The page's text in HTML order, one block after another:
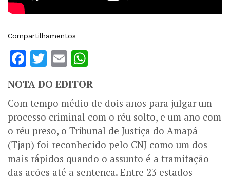
Compartilhamentos
Facebook
Twitter
Email
NOTA DO EDITOR
Com tempo médio de dois anos para julgar um
processo criminal com o réu solto, e um ano com
o réu preso, o Tribunal de Justiça do Amapá
(Tjap) foi reconhecido pelo CNJ como um dos
mais rápidos quando o assunto é a tramitação
das ações até a sentença. Entre 23 estados